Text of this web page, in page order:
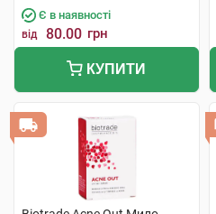
Є в наявності
від 80.00 грн
КУПИТИ